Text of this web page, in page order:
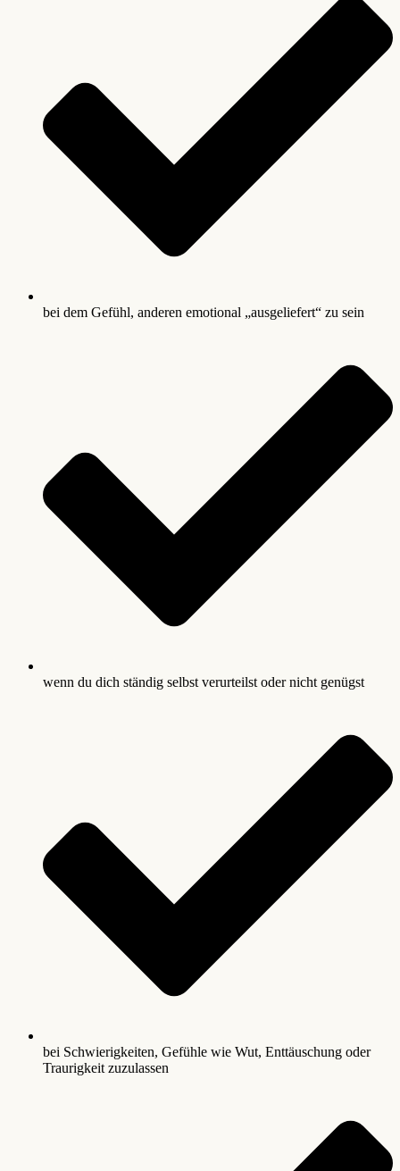
bei dem Gefühl, anderen emotional „ausgeliefert“ zu sein
wenn du dich ständig selbst verurteilst oder nicht genügst
bei Schwierigkeiten, Gefühle wie Wut, Enttäuschung oder
Traurigkeit zuzulassen